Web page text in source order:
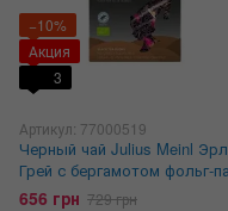
−10%
Акция
3
Артикул: 77000519
Черный чай Julius Meinl Эрл
Грей с бергамотом фольг-пак
250 г
656 грн 729 грн